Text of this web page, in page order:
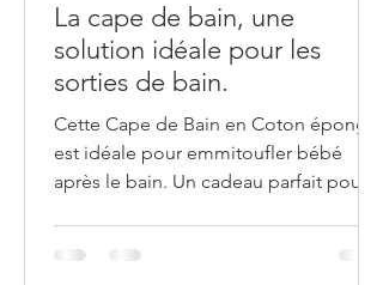
La cape de bain, une
solution idéale pour les
sorties de bain.
Cette Cape de Bain en Coton éponge
est idéale pour emmitoufler bébé
après le bain. Un cadeau parfait pour